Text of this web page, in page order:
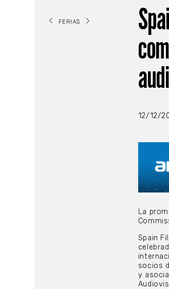
FERIAS
12/12/
La
Spain
socios
y